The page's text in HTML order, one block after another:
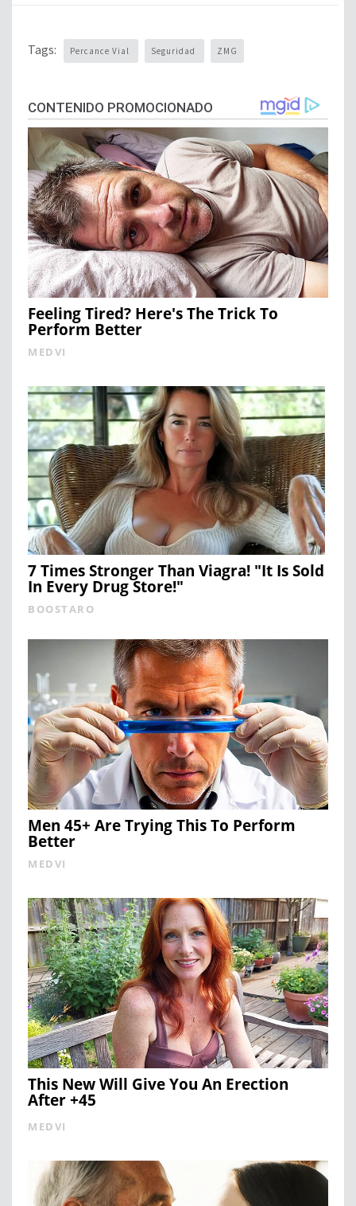
Tags: Percance Vial Seguridad ZMG
CONTENIDO PROMOCIONADO
Feeling Tired? Here's The Trick To
Perform Better
MEDVI
7 Times Stronger Than Viagra! "It Is Sold
In Every Drug Store!"
BOOSTARO
Men 45+ Are Trying This To Perform
Better
MEDVI
This New Will Give You An Erection
After +45
MEDVI